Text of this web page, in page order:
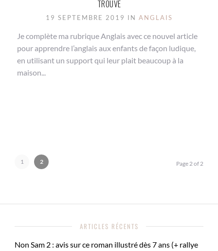
TROUVE
19 SEPTEMBRE 2019 IN ANGLAIS
Je complète ma rubrique Anglais avec ce nouvel article
pour apprendre l’anglais aux enfants de façon ludique,
en utilisant un support qui leur plait beaucoup à la
maison...
1 2 Page 2 of 2
ARTICLES RÉCENTS
Non Sam 2 : avis sur ce roman illustré dès 7 ans (+ rallye